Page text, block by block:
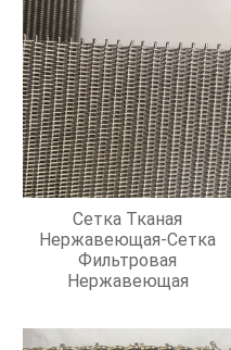
Сетка Тканая
Нержавеющая-Сетка
Фильтровая
Нержавеющая